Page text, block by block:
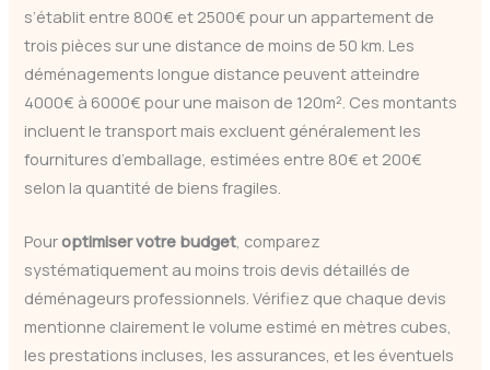
s’établit entre 800€ et 2500€ pour un appartement de
trois pièces sur une distance de moins de 50 km. Les
déménagements longue distance peuvent atteindre
4000€ à 6000€ pour une maison de 120m². Ces montants
incluent le transport mais excluent généralement les
fournitures d’emballage, estimées entre 80€ et 200€
selon la quantité de biens fragiles.
Pouroptimiser votre budget , comparez
systématiquement au moins trois devis détaillés de
déménageurs professionnels. Vérifiez que chaque devis
mentionne clairement le volume estimé en mètres cubes,
les prestations incluses, les assurances, et les éventuels